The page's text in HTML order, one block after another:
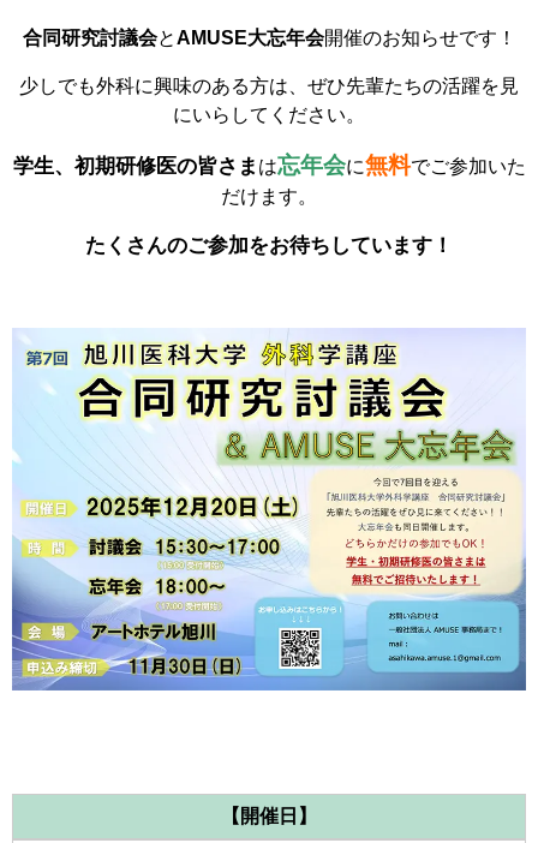
合同研究討議会とAMUSE大忘年会開催のお知らせです！
少しでも外科に興味のある方は、ぜひ先輩たちの活躍を見
にいらしてください。
学生、初期研修医の皆さま は忘年会に無料でご参加いた
だけます。
たくさんのご参加をお待ちしています！
【開催日】